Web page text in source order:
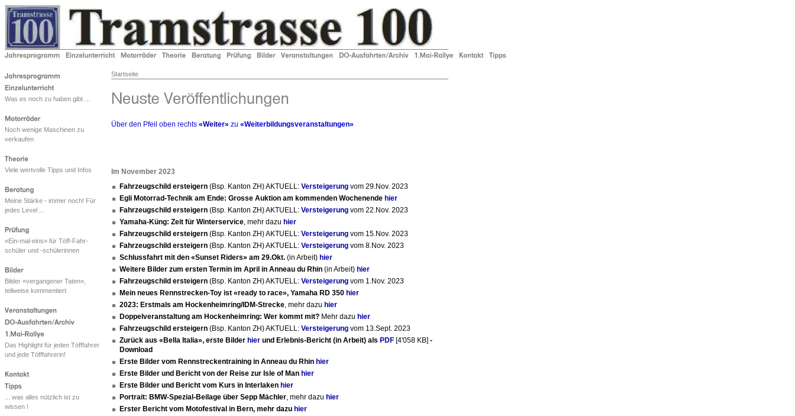
Was es noch zu haben gibt ...
Noch wenige Maschinen zu
verkaufen
Viele wertvolle Tipps und Infos
Meine Stärke - immer noch! Für
jedes Level ...
«Ein-mal-eins» für Töff-Fahr-
schüler und -schülerinnen
Bilder «vergangener Taten»,
teilweise kommentiert
Das Highlight für jeden Töfffahrer
und jede Töfffahrerin!
... was alles nützlich ist zu
wissen !
Startseite
Über den Pfeil oben rechts «Weiter» zu «Weiterbildungsveranstaltungen»
Im November 2023
Fahrzeugschild ersteigern (Bsp. Kanton ZH) AKTUELL: Versteigerung vom 29.Nov. 2023
Egli Motorrad-Technik am Ende: Grosse Auktion am kommenden Wochenende hier
Fahrzeugschild ersteigern (Bsp. Kanton ZH) AKTUELL: Versteigerung vom 22.Nov. 2023
Yamaha-Küng: Zeit für Winterservice, mehr dazu hier
Fahrzeugschild ersteigern (Bsp. Kanton ZH) AKTUELL: Versteigerung vom 15.Nov. 2023
Fahrzeugschild ersteigern (Bsp. Kanton ZH) AKTUELL: Versteigerung vom 8.Nov. 2023
Schlussfahrt mit den «Sunset Riders» am 29.Okt. (in Arbeit) hier
Weitere Bilder zum ersten Termin im April in Anneau du Rhin (in Arbeit) hier
Fahrzeugschild ersteigern (Bsp. Kanton ZH) AKTUELL: Versteigerung vom 1.Nov. 2023
Mein neues Rennstrecken-Toy ist «ready to race», Yamaha RD 350 hier
2023: Erstmals am Hockenheimring/IDM-Strecke, mehr dazu hier
Doppelveranstaltung am Hockenheimring: Wer kommt mit? Mehr dazu hier
Fahrzeugschild ersteigern (Bsp. Kanton ZH) AKTUELL: Versteigerung vom 13.Sept. 2023
Zurück aus «Bella Italia», erste Bilder hier und Erlebnis-Bericht (in Arbeit) als PDF [4'058 KB] -
Download
Erste Bilder vom Rennstreckentraining in Anneau du Rhin hier
Erste Bilder und Bericht von der Reise zur Isle of Man hier
Erste Bilder und Bericht vom Kurs in Interlaken hier
Portrait: BMW-Spezial-Beilage über Sepp Mächler, mehr dazu hier
Erster Bericht vom Motofestival in Bern, mehr dazu hier